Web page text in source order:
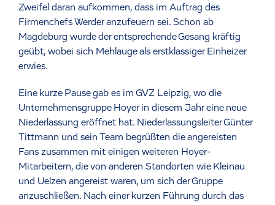
Zweifel daran aufkommen, dass im Auftrag des
Firmenchefs Werder anzufeuern sei. Schon ab
Magdeburg wurde der entsprechende Gesang kräftig
geübt, wobei sich Mehlauge als erstklassiger Einheizer
erwies.
Eine kurze Pause gab es im GVZ Leipzig, wo die
Unternehmensgruppe Hoyer in diesem Jahr eine neue
Niederlassung eröffnet hat. Niederlassungsleiter Günter
Tittmann und sein Team begrüßten die angereisten
Fans zusammen mit einigen weiteren Hoyer-
Mitarbeitern, die von anderen Standorten wie Kleinau
und Uelzen angereist waren, um sich der Gruppe
anzuschließen. Nach einer kurzen Führung durch das